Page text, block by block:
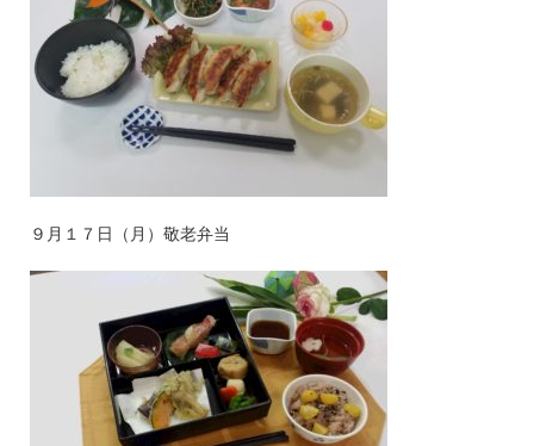
９月１７日（月）敬老弁当